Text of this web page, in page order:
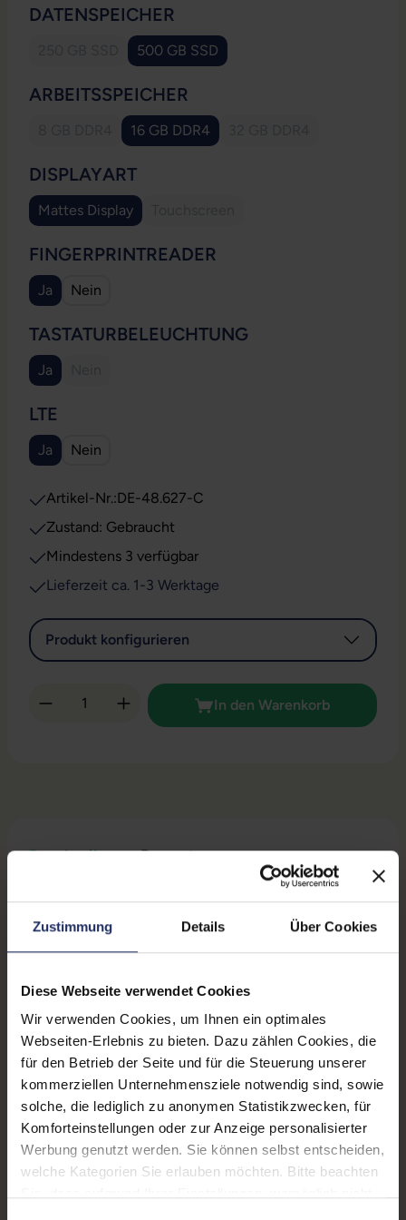
Zustimmung Details Über Cookies
Diese Webseite verwendet Cookies
Wir verwenden Cookies, um Ihnen ein optimales
Webseiten-Erlebnis zu bieten. Dazu zählen Cookies, die
für den Betrieb der Seite und für die Steuerung unserer
kommerziellen Unternehmensziele notwendig sind, sowie
solche, die lediglich zu anonymen Statistikzwecken, für
Komforteinstellungen oder zur Anzeige personalisierter
Werbung genutzt werden. Sie können selbst entscheiden,
welche Kategorien Sie erlauben möchten. Bitte beachten
DATENSPEICHER
(Diese Option ist zurzeit nicht verfügbar.)
500 GB SSD
ARBEITSSPEICHER
(Diese Option ist zurzeit nicht verfügbar.)
16 GB DDR4
DISPLAYARTAUSWÄHLEN
Mattes Display
FINGERPRINTREADER
Ja Nein
TASTATURBELEUCHTUNG
Ja
LTE
Ja Nein
Artikel-Nr.:DE-48.627-C
Zustand: Gebraucht
Mindestens 3 verfügbar
Lieferzeit ca. 1-3 Werktage
Produkt konfigurieren
Produkt Anzahl: Gib den gewünschten
In den Warenkorb
Beschreibung Bewertungen
Sicherheit & Herstellerinformationen
Technische Daten
Zustand: Gebraucht
Grading: Fair
Displaygröße: 14,0 Zoll
Displayauflösung: 1920 x 1080 FHD
Displayart: Mattes Display
Prozessor:
Intel Core i7 1265U @ 4,8
GHz